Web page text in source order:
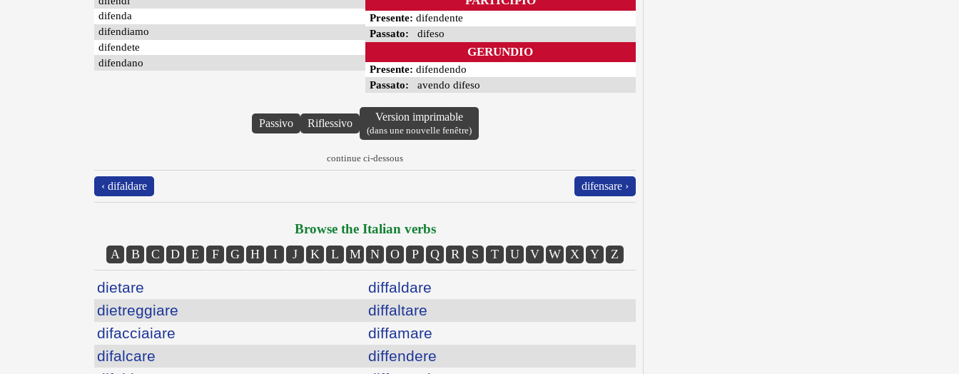
difenda
difendiamo
difendete
difendano
Presente: difendente
Passato: difeso
GERUNDIO
Presente: difendendo
Passato: avendo difeso
Passivo Riflessivo
Version imprimable
(dans une nouvelle fenêtre)
continue ci-dessous
‹ difaldare difensare ›
Browse the Italian verbs
A B C D E F G H I J K L M N O P Q R S T U V W X Y Z
dietare
dietreggiare
difacciaiare
difalcare
diffaldare
diffaltare
diffamare
diffendere